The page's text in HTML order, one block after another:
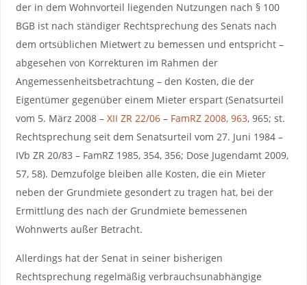
der in dem Wohnvorteil liegenden Nutzungen nach § 100
BGB ist nach ständiger Rechtsprechung des Senats nach
dem ortsüblichen Mietwert zu bemessen und entspricht –
abgesehen von Korrekturen im Rahmen der
Angemessenheitsbetrachtung – den Kosten, die der
Eigentümer gegenüber einem Mieter erspart (Senatsurteil
vom 5. März 2008 – XII ZR 22/06– FamRZ 2008, 963, 965; st.
Rechtsprechung seit dem Senatsurteil vom 27. Juni 1984 –
IVb ZR 20/83 – FamRZ 1985, 354, 356; Dose Jugendamt 2009,
57, 58). Demzufolge bleiben alle Kosten, die ein Mieter
neben der Grundmiete gesondert zu tragen hat, bei der
Ermittlung des nach der Grundmiete bemessenen
Wohnwerts außer Betracht.
Allerdings hat der Senat in seiner bisherigen
Rechtsprechung regelmäßig verbrauchsunabhängige